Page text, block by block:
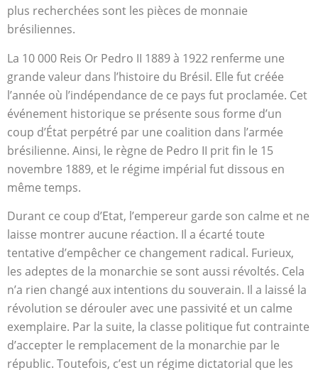
plus recherchées sont les pièces de monnaie
brésiliennes.
La 10 000 Reis Or Pedro II 1889 à 1922 renferme une
grande valeur dans l’histoire du Brésil. Elle fut créée
l’année où l’indépendance de ce pays fut proclamée. Cet
événement historique se présente sous forme d’un
coup d’État perpétré par une coalition dans l’armée
brésilienne. Ainsi, le règne de Pedro II prit fin le 15
novembre 1889, et le régime impérial fut dissous en
même temps.
Durant ce coup d’Etat, l’empereur garde son calme et ne
laisse montrer aucune réaction. Il a écarté toute
tentative d’empêcher ce changement radical. Furieux,
les adeptes de la monarchie se sont aussi révoltés. Cela
n’a rien changé aux intentions du souverain. Il a laissé la
révolution se dérouler avec une passivité et un calme
exemplaire. Par la suite, la classe politique fut contrainte
d’accepter le remplacement de la monarchie par le
républic. Toutefois, c’est un régime dictatorial que les